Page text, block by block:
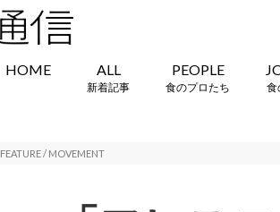
HOME ALL
新着記事
PEOPLE
食のプロたち 食
FEATURE / MOVEMENT